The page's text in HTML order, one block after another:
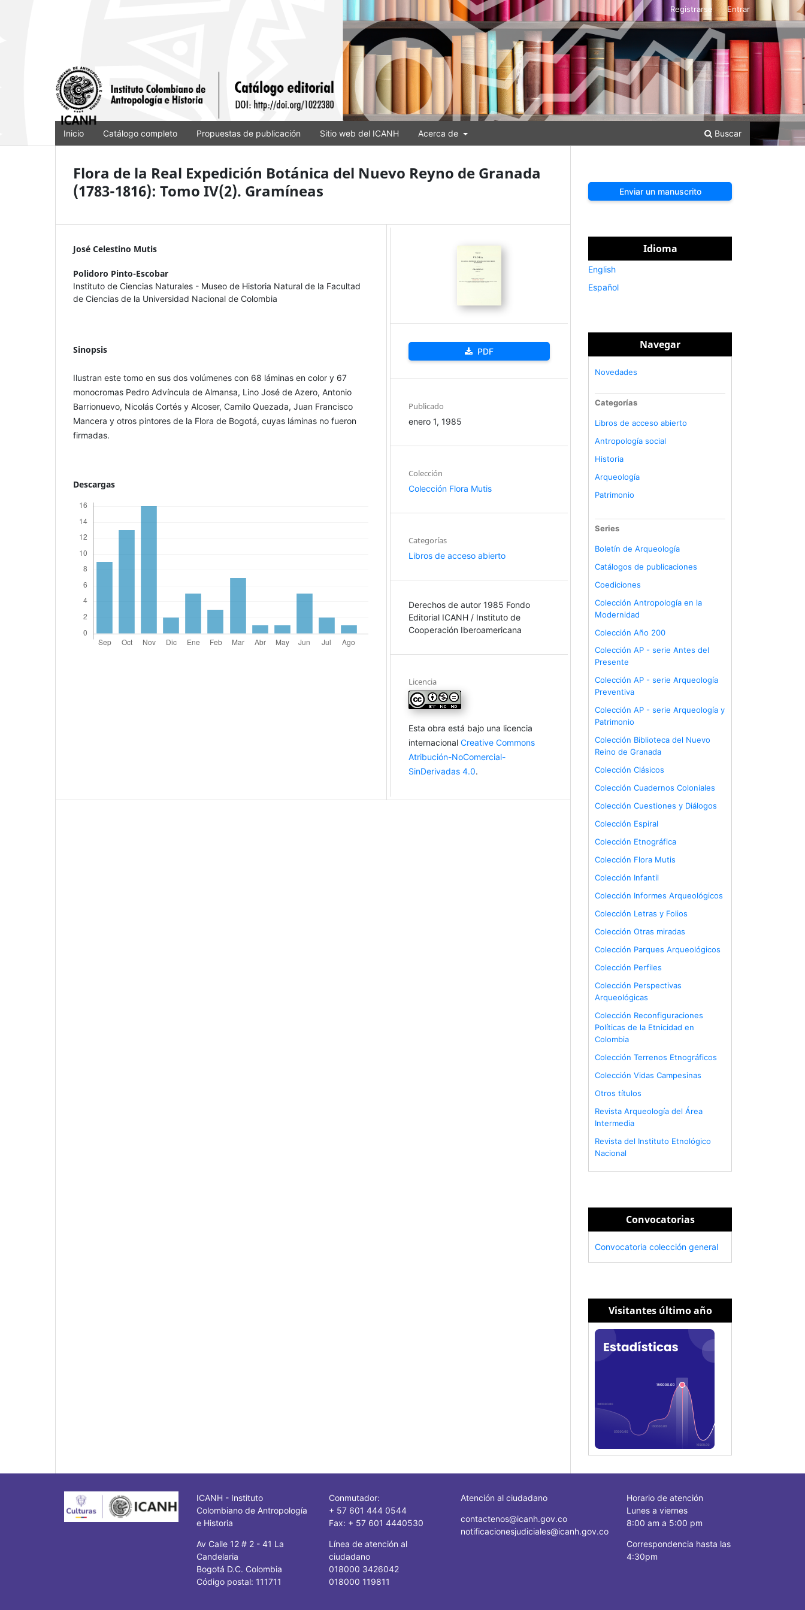
Inicio Catálogo completo Propuestas de publicación Sitio web del ICANH Acerca de Buscar
Registrarse Entrar
Flora de la Real Expedición Botánica del Nuevo Reyno de Granada
(1783-1816): Tomo IV(2). Gramíneas
José Celestino Mutis
Polidoro Pinto-Escobar
Instituto de Ciencias Naturales - Museo de Historia Natural de la Facultad
de Ciencias de la Universidad Nacional de Colombia
Sinopsis
Ilustran este tomo en sus dos volúmenes con 68 láminas en color y 67
monocromas Pedro Advíncula de Almansa, Lino José de Azero, Antonio
Barrionuevo, Nicolás Cortés y Alcoser, Camilo Quezada, Juan Francisco
Mancera y otros pintores de la Flora de Bogotá, cuyas láminas no fueron
firmadas.
Descargas
PDF
Publicado
enero 1, 1985
Colección
Colección Flora Mutis
Categorías
Libros de acceso abierto
Derechos de autor 1985 Fondo
Editorial ICANH / Instituto de
Cooperación Iberoamericana
Licencia
Esta obra está bajo una licencia
internacional Creative Commons
Atribución-NoComercial-
SinDerivadas 4.0.
Enviar un manuscrito
Idioma
English
Español
Navegar
Novedades
Categorías
Libros de acceso abierto
Antropología social
Historia
Arqueología
Patrimonio
Series
Boletín de Arqueología
Catálogos de publicaciones
Coediciones
Colección Antropología en la
Modernidad
Colección Año 200
Colección AP - serie Antes del
Presente
Colección AP - serie Arqueología
Preventiva
Colección AP - serie Arqueología y
Patrimonio
Colección Biblioteca del Nuevo
Reino de Granada
Colección Clásicos
Colección Cuadernos Coloniales
Colección Cuestiones y Diálogos
Colección Espiral
Colección Etnográfica
Colección Flora Mutis
Colección Infantil
Colección Informes Arqueológicos
Colección Letras y Folios
Colección Otras miradas
Colección Parques Arqueológicos
Colección Perfiles
Colección Perspectivas
Arqueológicas
Colección Reconfiguraciones
Políticas de la Etnicidad en
Colombia
Colección Terrenos Etnográficos
Colección Vidas Campesinas
Otros títulos
Revista Arqueología del Área
Intermedia
Revista del Instituto Etnológico
Nacional
Convocatorias
Convocatoria colección general
Visitantes último año
ICANH - Instituto
Colombiano de Antropología
e Historia
Av Calle 12 # 2 - 41 La
Candelaria
Bogotá D.C. Colombia
Código postal: 111711
Conmutador:
+ 57 601 444 0544
Fax: + 57 601 4440530
Línea de atención al
ciudadano
018000 3426042
018000 119811
Atención al ciudadano
contactenos@icanh.gov.co
notificacionesjudiciales@icanh.gov.co
Horario de atención
Lunes a viernes
8:00 am a 5:00 pm
Correspondencia hasta las
4:30pm